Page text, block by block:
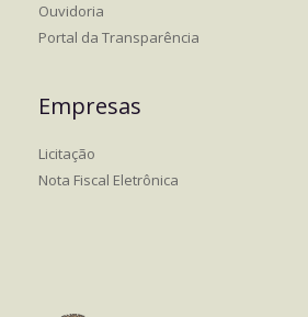
Ouvidoria
Portal da Transparência
Empresas
Licitação
Nota Fiscal Eletrônica